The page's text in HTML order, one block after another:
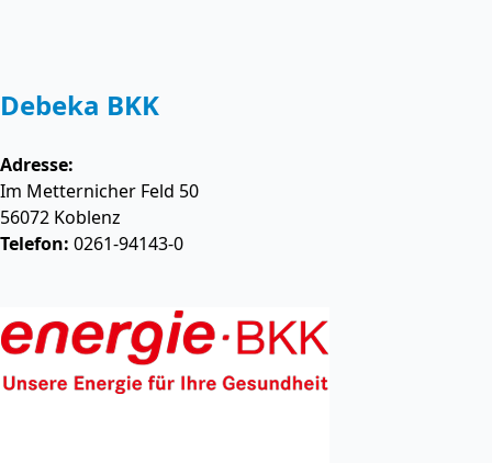
Debeka BKK
Adresse:
Im Metternicher Feld 50
56072 Koblenz
Telefon: 0261-94143-0